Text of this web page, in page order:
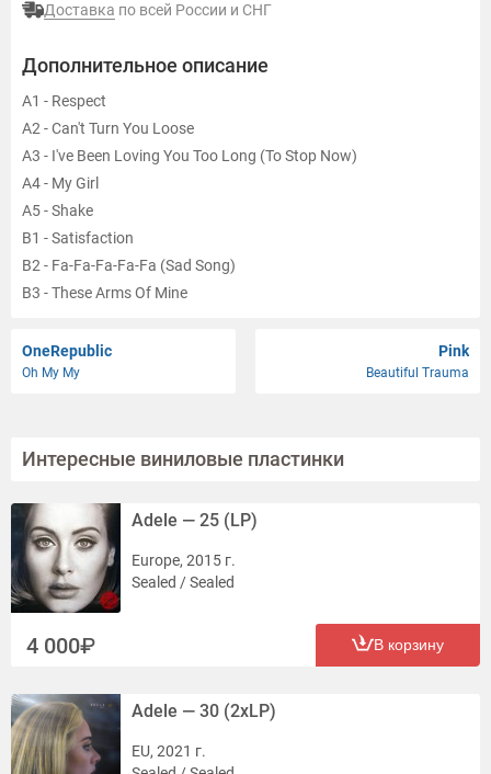
Доставка по всей России и СНГ
Дополнительное описание
A1 - Respect
A2 - Can't Turn You Loose
A3 - I've Been Loving You Too Long (To Stop Now)
A4 - My Girl
A5 - Shake
B1 - Satisfaction
B2 - Fa-Fa-Fa-Fa-Fa (Sad Song)
B3 - These Arms Of Mine
B5 - Try A Little Tenderness
OneRepublic
Oh My My
Pink
Beautiful Trauma
Интересные виниловые пластинки
Adele — 25 (LP)
Europe, 2015 г.
Sealed / Sealed
4 000 В корзину
Adele — 30 (2xLP)
EU, 2021 г.